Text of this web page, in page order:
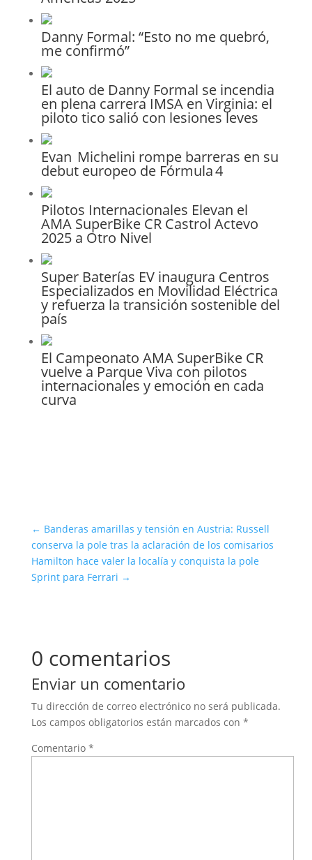
Danny Formal: “Esto no me quebró,
me confirmó”
El auto de Danny Formal se incendia
en plena carrera IMSA en Virginia: el
piloto tico salió con lesiones leves
Evan Michelini rompe barreras en su
debut europeo de Fórmula 4
Pilotos Internacionales Elevan el
AMA SuperBike CR Castrol Actevo
2025 a Otro Nivel
Super Baterías EV inaugura Centros
Especializados en Movilidad Eléctrica
y refuerza la transición sostenible del
país
El Campeonato AMA SuperBike CR
vuelve a Parque Viva con pilotos
internacionales y emoción en cada
curva
← Banderas amarillas y tensión en Austria: Russell
conserva la pole tras la aclaración de los comisarios
Hamilton hace valer la localía y conquista la pole
Sprint para Ferrari →
0 comentarios
Enviar un comentario
Tu dirección de correo electrónico no será publicada.
Los campos obligatorios están marcados con *
Comentario *